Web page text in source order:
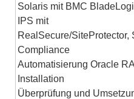
Solaris mit BMC
IPS mit
RealSecure/SiteProtector,
Compliance
Automatisierung Oracle
Installation
Überprüfung und